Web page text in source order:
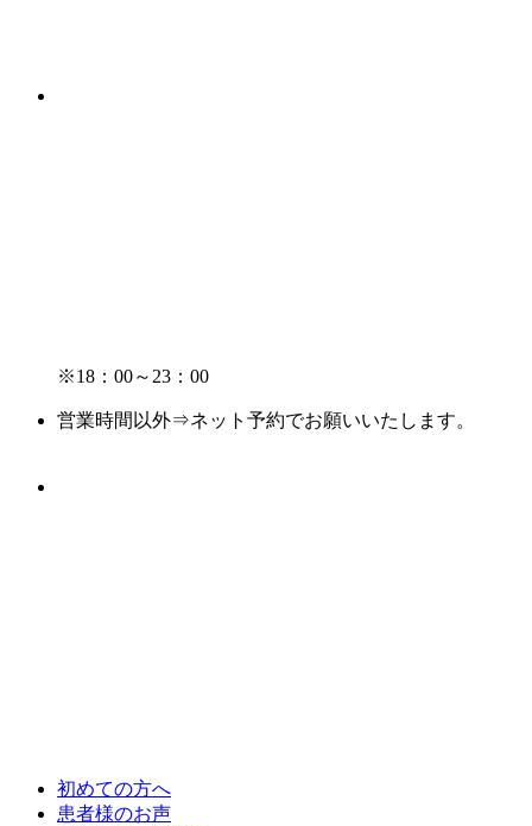
※18：00～23：00
営業時間以外⇒ネット予約でお願いいたします。
初めての方へ
患者様のお声